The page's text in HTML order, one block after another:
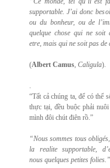
supportable. J’ai donc
ou du bonheur, ou de
quelque chose qui ne soit
etre, mais qui ne soit pas de
(Albert Camus, Caligula).
.
“Tất cả chúng ta, để có thể
thực tại, đều buộc phải
mình đôi chút điên rồ.”
“Nous sommes tous
la realite supportable,
nous quelques petites folies.”